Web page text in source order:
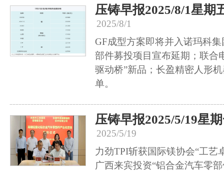
压铸早报2025/8/1星期
2025/8/1
GF成型方案即将并入诺玛科
部件募投项目宣布延期；联合
驱动桥”新品；长盈精密人形
单。
压铸早报2025/5/19星
2025/5/19
力劲TPI斩获国际镁协会“工艺
广西来宾投资“铝合金汽车零